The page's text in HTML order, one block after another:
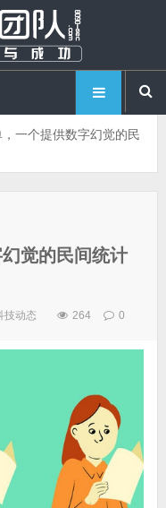
一个提供数字幻觉的民
觉的民间统计
技动态 264 0